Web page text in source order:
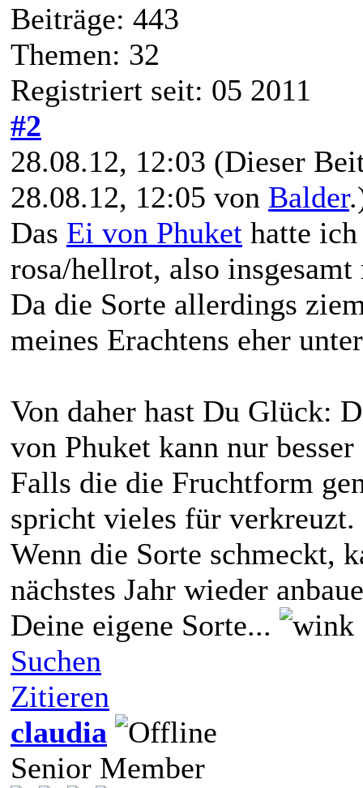
Beiträge: 443
Themen: 32
Registriert seit: 05 2011
#2
28.08.12, 12:03 (Dieser
28.08.12, 12:05 von Balder
Das Ei von Phuket hatte
rosa/hellrot, also
Da die Sorte allerdings
meines Erachtens eher
Von daher hast Du Glück:
von Phuket kann nur besser
Falls die die Fruchtform
spricht vieles für verkreuzt.
Wenn die Sorte schmeckt,
nächstes Jahr wieder
Deine eigene Sorte...
Suchen
Zitieren
claudia
Senior Member